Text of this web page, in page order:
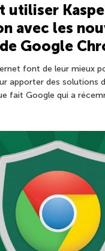
utiliser
avec les
Google
font de leur mieux
apporter des solutions
fait Google qui a